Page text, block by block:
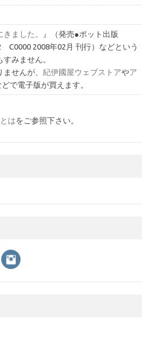
ました。
』（発売●ポット出版
C0000 2008年02月 刊行）などという
みません。
せんが、 紀伊國屋ウェブストアやア
どで電子版が買えます。
はをご参照下さい。